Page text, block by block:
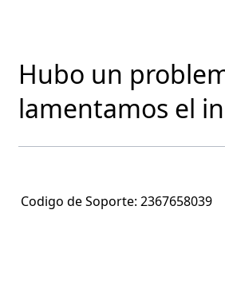
Hubo un
lamentamos el
Codigo de Soporte: 2367658039